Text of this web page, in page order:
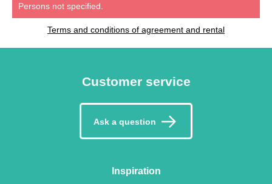
Persons not specified.
Terms and conditions of agreement and rental
Customer service
Ask a question
Inspiration